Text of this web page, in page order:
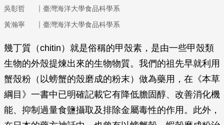
吳彰哲 ｜ 臺灣海洋大學食品科學系
黃瀚寧
｜ 臺灣海洋大學食品科學系
幾丁質（chitin）就是俗稱的甲殼素，是由一些甲殼類
生物的外殼提煉出來的生物物質。我們的祖先早就利用
蟹殼粉（以螃蟹的殼磨成的粉末）做為藥用，在《本草
綱目》一書中已明確記載它有降低膽固醇、改善消化機
能、抑制過量食鹽攝取及排除金屬毒性的作用。此外，